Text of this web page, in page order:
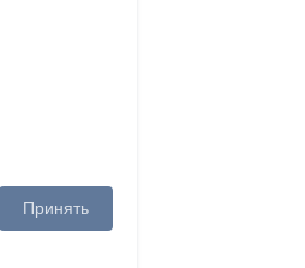
Принять